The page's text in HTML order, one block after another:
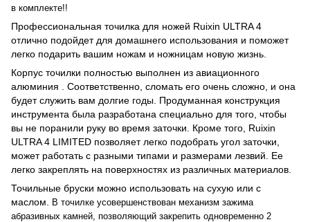
в комплекте!!
Профессиональная точилка для ножей Ruixin ULTRA 4
отлично подойдет для домашнего использования и поможет
легко подарить вашим ножам и ножницам новую жизнь.
Корпус точилки полностью выполнен из авиационного
алюминия . Соответственно, сломать его очень сложно, и она
будет служить вам долгие годы. Продуманная конструкция
инструмента была разработана специально для того, чтобы
вы не поранили руку во время заточки. Кроме того, Ruixin
ULTRA 4 LIMITED позволяет легко подобрать угол заточки,
может работать с разными типами и размерами лезвий. Ее
легко закреплять на поверхностях из различных материалов.
Точильные бруски можно использовать на сухую или с
маслом. В точилке усовершенствован механизм зажима
абразивных камней, позволяющий закрепить одновременно 2